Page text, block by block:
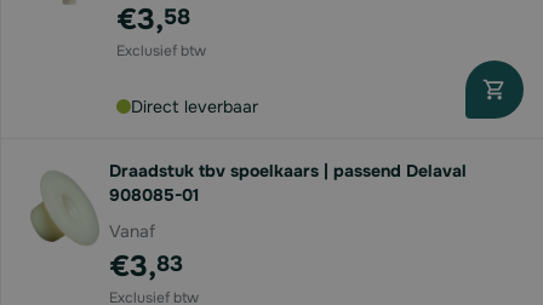
€3,58
Direct leverbaar
Draadstuk tbv spoelkaars | passend Delaval
908085-01
Vanaf
€3,83